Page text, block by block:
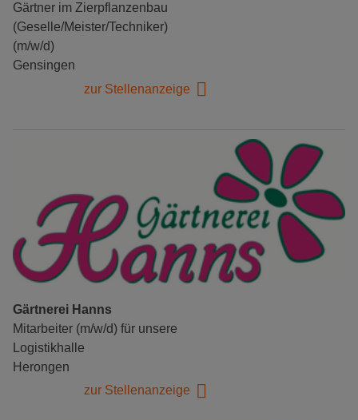
Gärtner im Zierpflanzenbau
(Geselle/Meister/Techniker)
(m/w/d)
Gensingen
zur Stellenanzeige
Gärtnerei Hanns
Mitarbeiter (m/w/d) für unsere
Logistikhalle
Herongen
zur Stellenanzeige